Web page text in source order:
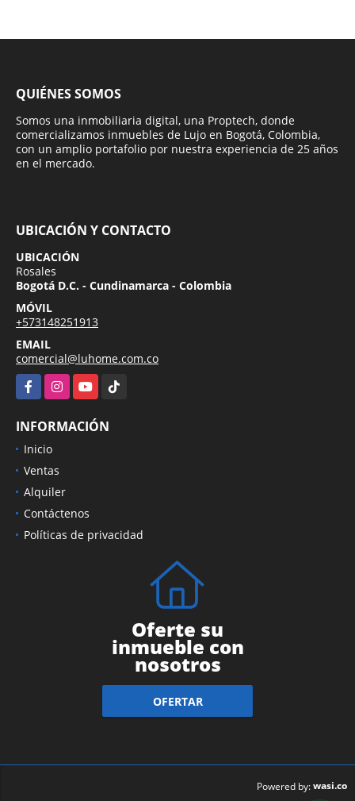
QUIÉNES SOMOS
Somos una inmobiliaria digital, una Proptech, donde
comercializamos inmuebles de Lujo en Bogotá, Colombia,
con un amplio portafolio por nuestra experiencia de 25 años
en el mercado.
UBICACIÓN Y CONTACTO
UBICACIÓN
Rosales
Bogotá D.C. - Cundinamarca - Colombia
MÓVIL
+573148251913
EMAIL
comercial@luhome.com.co
FacebookInstagramYouTubeTikTok
INFORMACIÓN
Inicio
Ventas
Alquiler
Contáctenos
Políticas de privacidad
Oferte su
inmueble con
nosotros
OFERTAR
Powered by:wasi.co